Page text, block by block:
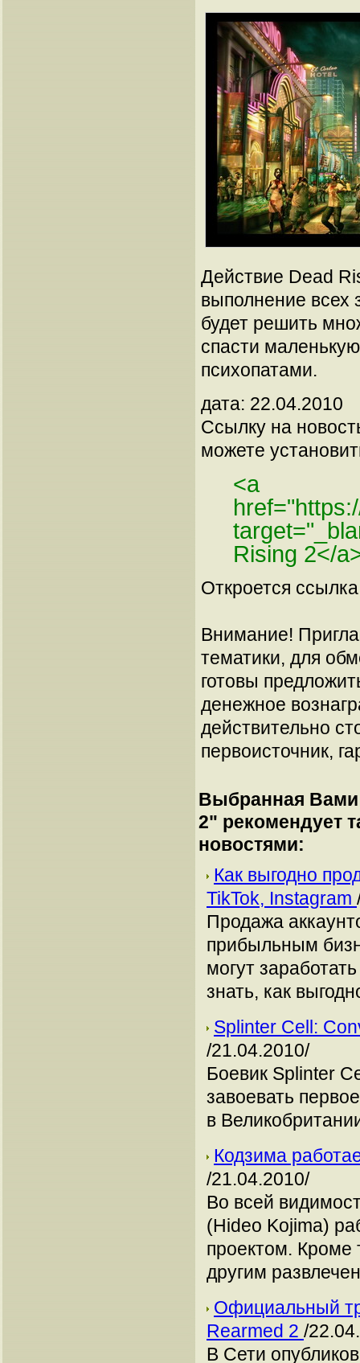
Действие Dead
выполнение всех
будет решить
спасти
психопатами.
дата: 22.04.2010
Ссылку на
можете
<a
Rising 2</
Откроется
Внимание!
тематики, для
готовы
денежное
действительно
первоисточник,
Выбранная Вами
2" рекомендует
новостями:
Как выгодно
TikTok, Instagram
Продажа
прибыльным
могут
знать, как
Splinter Cell:
/21.04.2010/
Боевик Splinter
завоевать
в
Кодзима
/21.04.2010/
Во всей
(Hideo Kojima)
проектом. Кроме
другим
Официальный
Rearmed 2 /
В Сети